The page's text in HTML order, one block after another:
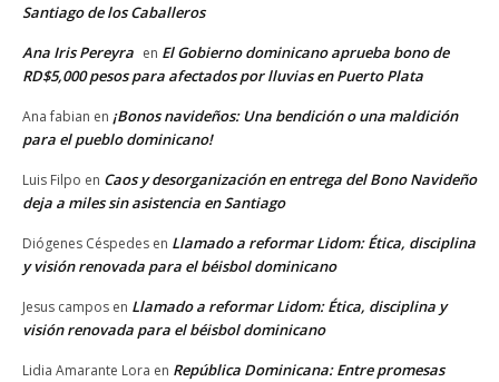
Santiago de los Caballeros
Ana Iris Pereyra en El Gobierno dominicano aprueba bono de
RD$5,000 pesos para afectados por lluvias en Puerto Plata
Ana fabian en ¡Bonos navideños: Una bendición o una maldición
para el pueblo dominicano!
Luis Filpo en Caos y desorganización en entrega del Bono Navideño
deja a miles sin asistencia en Santiago
Diógenes Céspedes en Llamado a reformar Lidom: Ética, disciplina
y visión renovada para el béisbol dominicano
Jesus campos en Llamado a reformar Lidom: Ética, disciplina y
visión renovada para el béisbol dominicano
Lidia Amarante Lora en República Dominicana: Entre promesas